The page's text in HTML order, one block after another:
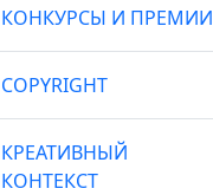
КОНКУРСЫ И ПРЕМИИ
COPYRIGHT
КРЕАТИВНЫЙ
КОНТЕКСТ